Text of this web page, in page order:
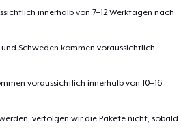
innerhalb von 7–12 Werktagen nach
Schweden kommen voraussichtlich
voraussichtlich innerhalb von 10–16
verfolgen wir die Pakete nicht, sobald